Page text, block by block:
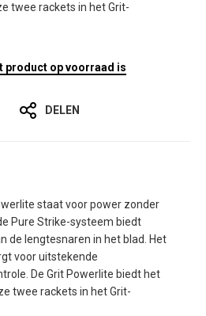
twee rackets in het Grit-
product op voorraad is
DELEN
staat voor power zonder
Pure Strike-systeem biedt
de lengtesnaren in het blad. Het
voor uitstekende
De Grit Powerlite biedt het
twee rackets in het Grit-